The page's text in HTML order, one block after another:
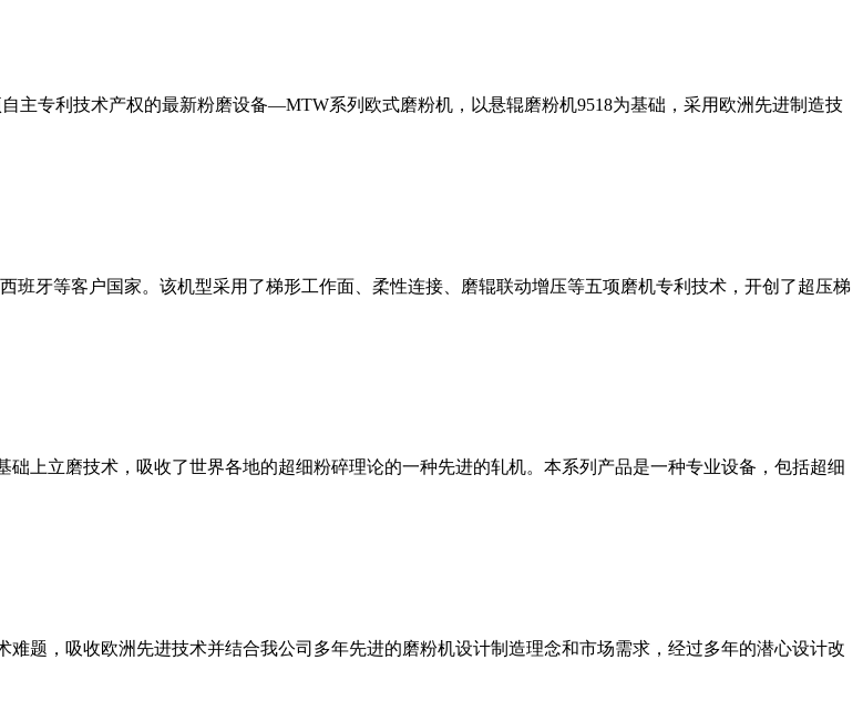
主专利技术产权的最新粉磨设备—MTW系列欧式磨粉机，以悬辊磨粉机9518为基础，采用欧洲先进制造技
班牙等客户国家。该机型采用了梯形工作面、柔性连接、磨辊联动增压等五项磨机专利技术，开创了超压梯
上立磨技术，吸收了世界各地的超细粉碎理论的一种先进的轧机。本系列产品是一种专业设备，包括超细
题，吸收欧洲先进技术并结合我公司多年先进的磨粉机设计制造理念和市场需求，经过多年的潜心设计改